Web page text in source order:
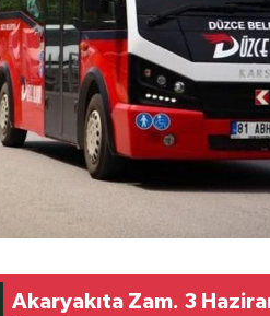
Akaryakıta Zam. 3 Haziran 2026 Benzin ve Motorin